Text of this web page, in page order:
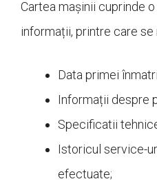
Cartea mașinii cuprinde
informații, printre care se
Data primei
Informații despre
Specificatii
Istoricul service-
efectuate;